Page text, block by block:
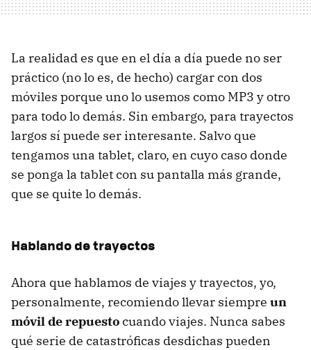
La realidad es que en el día a día puede no ser
práctico (no lo es, de hecho) cargar con dos
móviles porque uno lo usemos como MP3 y otro
para todo lo demás. Sin embargo, para trayectos
largos sí puede ser interesante. Salvo que
tengamos una tablet, claro, en cuyo caso donde
se ponga la tablet con su pantalla más grande,
que se quite lo demás.
Hablando de trayectos
Ahora que hablamos de viajes y trayectos, yo,
personalmente, recomiendo llevar siempre un
móvil de repuestocuando viajes. Nunca sabes
qué serie de catastróficas desdichas pueden